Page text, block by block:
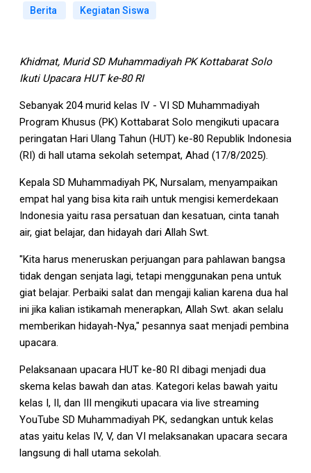
Berita Kegiatan Siswa
Khidmat, Murid SD Muhammadiyah PK Kottabarat Solo
Ikuti Upacara HUT ke-80 RI
Sebanyak 204 murid kelas IV - VI SD Muhammadiyah
Program Khusus (PK) Kottabarat Solo mengikuti upacara
peringatan Hari Ulang Tahun (HUT) ke-80 Republik Indonesia
(RI) di hall utama sekolah setempat, Ahad (17/8/2025).
Kepala SD Muhammadiyah PK, Nursalam, menyampaikan
empat hal yang bisa kita raih untuk mengisi kemerdekaan
Indonesia yaitu rasa persatuan dan kesatuan, cinta tanah
air, giat belajar, dan hidayah dari Allah Swt.
"Kita harus meneruskan perjuangan para pahlawan bangsa
tidak dengan senjata lagi, tetapi menggunakan pena untuk
giat belajar. Perbaiki salat dan mengaji kalian karena dua hal
ini jika kalian istikamah menerapkan, Allah Swt. akan selalu
memberikan hidayah-Nya," pesannya saat menjadi pembina
upacara.
Pelaksanaan upacara HUT ke-80 RI dibagi menjadi dua
skema kelas bawah dan atas. Kategori kelas bawah yaitu
kelas I, II, dan III mengikuti upacara via live streaming
YouTube SD Muhammadiyah PK, sedangkan untuk kelas
atas yaitu kelas IV, V, dan VI melaksanakan upacara secara
langsung di hall utama sekolah.